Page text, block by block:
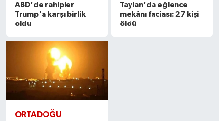
ABD'de rahipler
Trump'a karşı birlik
oldu
Taylan'da eğlence
mekânı faciası: 27 kişi
öldü
ORTADOĞU